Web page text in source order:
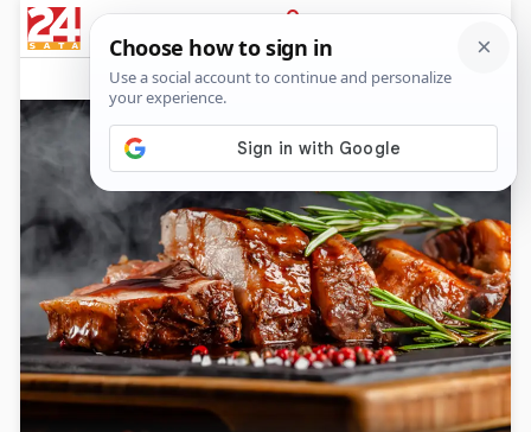
PRIJAVA
Native sadržaj Komentari